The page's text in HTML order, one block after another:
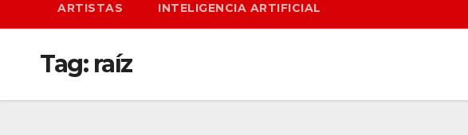
ARTISTAS INTELIGENCIA ARTIFICIAL
Tag: raíz